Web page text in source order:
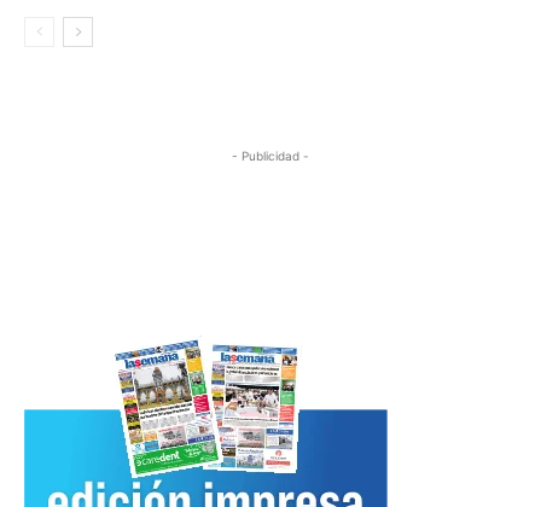
- Publicidad -